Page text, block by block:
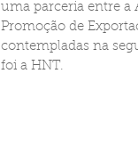
uma parceria entre a
Promoção de
contempladas na
foi a HNT.